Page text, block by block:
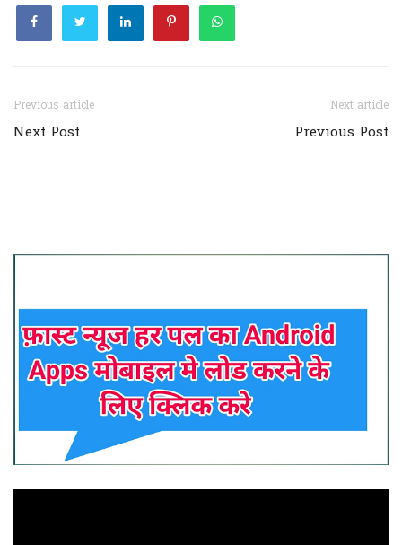
Previous article
Next Post
Next article
Previous Post